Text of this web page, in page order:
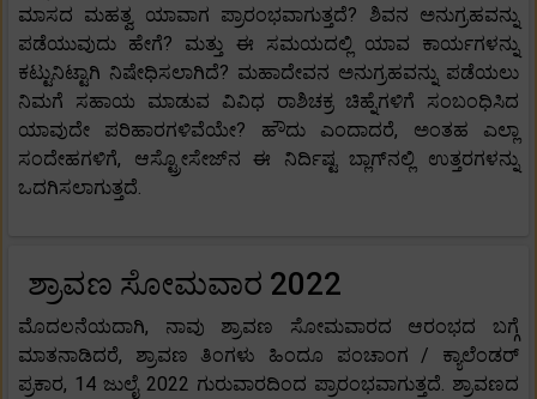
ಮಾಸದ ಮಹತ್ವ ಯಾವಾಗ ಪ್ರಾರಂಭವಾಗುತ್ತದೆ? ಶಿವನ ಅನುಗ್ರಹವನ್ನು
ಪಡೆಯುವುದು ಹೇಗೆ? ಮತ್ತು ಈ ಸಮಯದಲ್ಲಿ ಯಾವ ಕಾರ್ಯಗಳನ್ನು
ಕಟ್ಟುನಿಟ್ಟಾಗಿ ನಿಷೇಧಿಸಲಾಗಿದೆ? ಮಹಾದೇವನ ಅನುಗ್ರಹವನ್ನು ಪಡೆಯಲು
ನಿಮಗೆ ಸಹಾಯ ಮಾಡುವ ವಿವಿಧ ರಾಶಿಚಕ್ರ ಚಿಹ್ನೆಗಳಿಗೆ ಸಂಬಂಧಿಸಿದ
ಯಾವುದೇ ಪರಿಹಾರಗಳಿವೆಯೇ? ಹೌದು ಎಂದಾದರೆ, ಅಂತಹ ಎಲ್ಲಾ
ಸಂದೇಹಗಳಿಗೆ, ಆಸ್ಟ್ರೋಸೇಜ್‌ನ ಈ ನಿರ್ದಿಷ್ಟ ಬ್ಲಾಗ್‌ನಲ್ಲಿ ಉತ್ತರಗಳನ್ನು
ಒದಗಿಸಲಾಗುತ್ತದೆ.
ಶ್ರಾವಣ ಸೋಮವಾರ 2022
ಮೊದಲನೆಯದಾಗಿ, ನಾವು ಶ್ರಾವಣ ಸೋಮವಾರದ ಆರಂಭದ ಬಗ್ಗೆ
ಮಾತನಾಡಿದರೆ, ಶ್ರಾವಣ ತಿಂಗಳು ಹಿಂದೂ ಪಂಚಾಂಗ / ಕ್ಯಾಲೆಂಡರ್
ಪ್ರಕಾರ, 14 ಜುಲೈ 2022 ಗುರುವಾರದಿಂದ ಪ್ರಾರಂಭವಾಗುತ್ತದೆ. ಶ್ರಾವಣದ